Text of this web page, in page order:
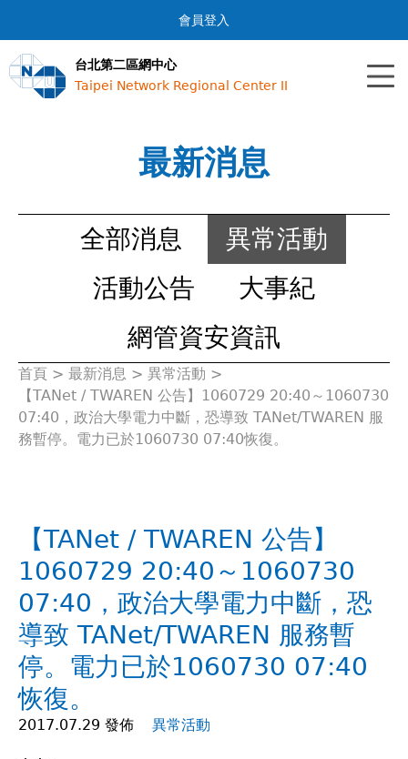
Jump to navigation
會員登入
台北第二區網中心
Taipei Network Regional Center II
最新消息
全部消息
異常活動
活動公告
大事紀
網管資安資訊
您
在
首頁 > 最新消息 > 異常活動 >
【TANet / TWAREN 公告】1060729 20:40～1060730
07:40，政治大學電力中斷，恐導致 TANet/TWAREN 服
務暫停。電力已於1060730 07:40恢復。
【TANet / TWAREN 公告】
1060729 20:40～1060730
07:40，政治大學電力中斷，恐
導致 TANet/TWAREN 服務暫
停。電力已於1060730 07:40
恢復。
2017.07.29 發佈 異常活動